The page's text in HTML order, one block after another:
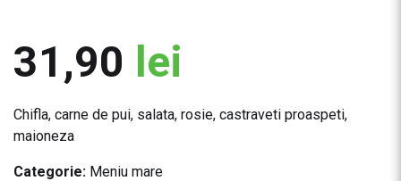
31,90 lei
Chifla, carne de pui, salata, rosie, castraveti proaspeti,
maioneza
Categorie: Meniu mare